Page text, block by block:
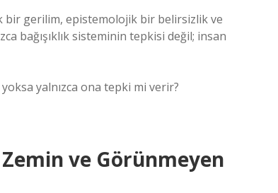
bir gerilim, epistemolojik bir belirsizlik ve
bağışıklık sisteminin tepkisi değil; insan
yalnızca ona tepki mi verir?
ve Görünmeyen